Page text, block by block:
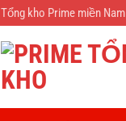
Tổng kho Prime miền Nam